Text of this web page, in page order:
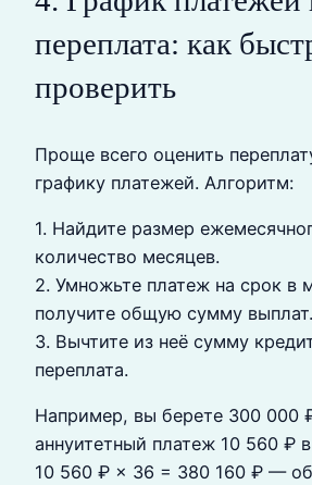
переплата: как
проверить
Проще всего оценить
графику платежей. Алгоритм:
1. Найдите размер
количество месяцев.
2. Умножьте платеж на срок в
получите общую сумму выплат.
3. Вычтите из неё сумму
переплата.
Например, вы берете 300 000
аннуитетный платеж 10 560 ₽
10 560 ₽ × 36 = 380 160 ₽ —